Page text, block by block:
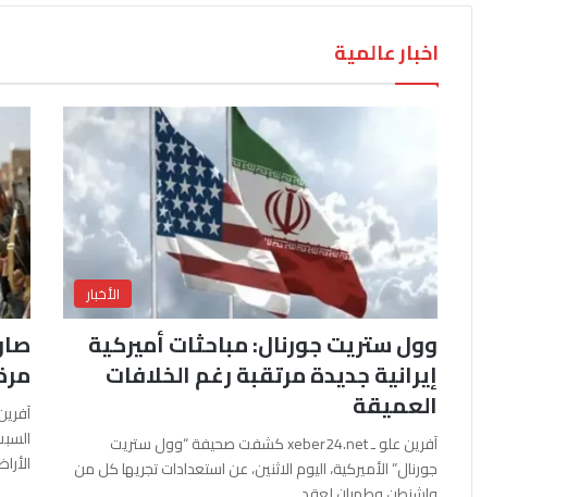
اخبار عالمية
الأخبار
وول ستريت جورنال: مباحثات أميركية
إيرانية جديدة مرتقبة رغم الخلافات
العميقة
آفرين علو ـ xeber24.net كشفت صحيفة “وول ستريت
جورنال” الأميركية، اليوم الاثنين، عن استعدادات تجريها كل من